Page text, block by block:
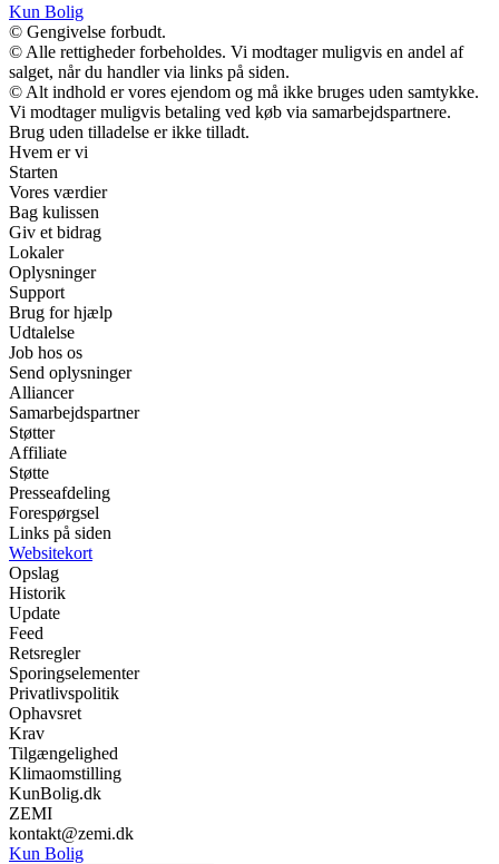
Kun Bolig
© Gengivelse forbudt.
© Alle rettigheder forbeholdes. Vi modtager muligvis en andel af
salget, når du handler via links på siden.
© Alt indhold er vores ejendom og må ikke bruges uden samtykke.
Vi modtager muligvis betaling ved køb via samarbejdspartnere.
Brug uden tilladelse er ikke tilladt.
Hvem er vi
Starten
Vores værdier
Bag kulissen
Giv et bidrag
Lokaler
Oplysninger
Support
Brug for hjælp
Udtalelse
Job hos os
Send oplysninger
Alliancer
Samarbejdspartner
Støtter
Affiliate
Støtte
Presseafdeling
Forespørgsel
Links på siden
Websitekort
Opslag
Historik
Update
Feed
Retsregler
Sporingselementer
Privatlivspolitik
Ophavsret
Krav
Tilgængelighed
Klimaomstilling
KunBolig.dk
ZEMI
kontakt@zemi.dk
Kun Bolig